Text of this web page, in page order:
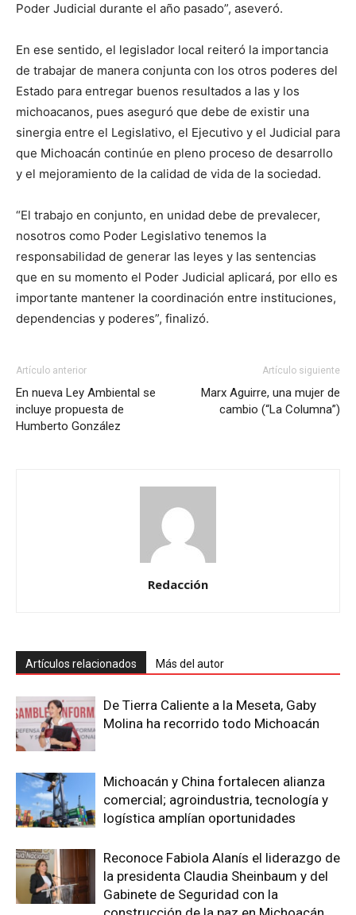
Poder Judicial durante el año pasado”, aseveró.
En ese sentido, el legislador local reiteró la importancia
de trabajar de manera conjunta con los otros poderes del
Estado para entregar buenos resultados a las y los
michoacanos, pues aseguró que debe de existir una
sinergia entre el Legislativo, el Ejecutivo y el Judicial para
que Michoacán continúe en pleno proceso de desarrollo
y el mejoramiento de la calidad de vida de la sociedad.
“El trabajo en conjunto, en unidad debe de prevalecer,
nosotros como Poder Legislativo tenemos la
responsabilidad de generar las leyes y las sentencias
que en su momento el Poder Judicial aplicará, por ello es
importante mantener la coordinación entre instituciones,
dependencias y poderes”, finalizó.
Artículo anterior
En nueva Ley Ambiental se
incluye propuesta de
Humberto González
Artículo siguiente
Marx Aguirre, una mujer de
cambio (“La Columna”)
Redacción
Artículos relacionados Más del autor
De Tierra Caliente a la Meseta, Gaby
Molina ha recorrido todo Michoacán
Michoacán y China fortalecen alianza
comercial; agroindustria, tecnología y
logística amplían oportunidades
Reconoce Fabiola Alanís el liderazgo de
la presidenta Claudia Sheinbaum y del
Gabinete de Seguridad con la